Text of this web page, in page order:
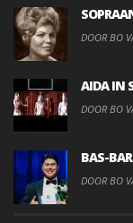
DOOR BO
AIDA IN
DOOR BO
BAS-
DOOR BO